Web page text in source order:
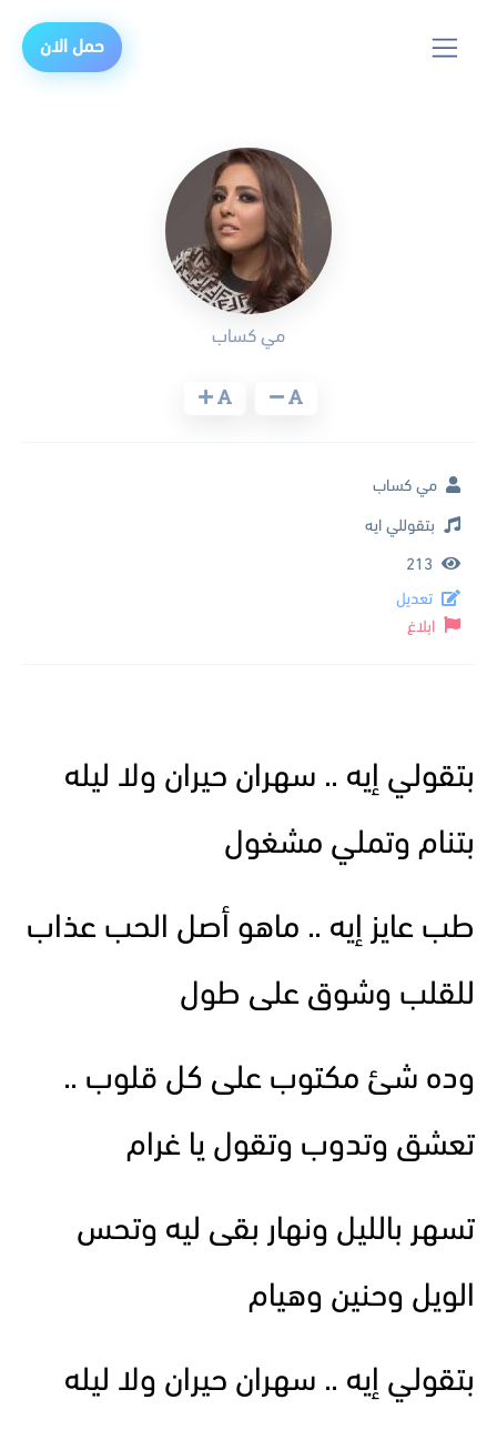
حمل الان
بتقولي إيه .. سهران حيران ولا ليله
بتنام وتملي مشغول
طب عايز إيه .. ماهو أصل الحب عذاب
للقلب وشوق على طول
وده شئ مكتوب على كل قلوب ..
تعشق وتدوب وتقول يا غرام
تسهر بالليل ونهار بقى ليه وتحس
الويل وحنين وهيام
بتقولي إيه .. سهران حيران ولا ليله
مي كساب
مي كساب
بتقوللي ايه
213
تعديل
ابلاغ